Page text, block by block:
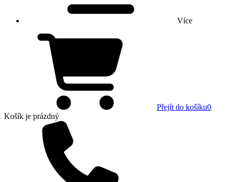
Více
Přejít do košíku0
Košík je prázdný